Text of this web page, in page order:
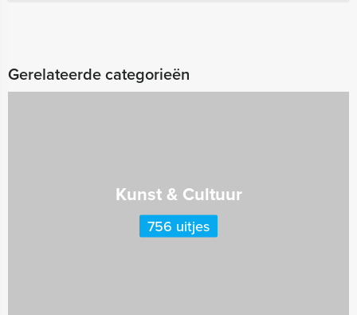
Gerelateerde categorieën
Kunst & Cultuur
756 uitjes